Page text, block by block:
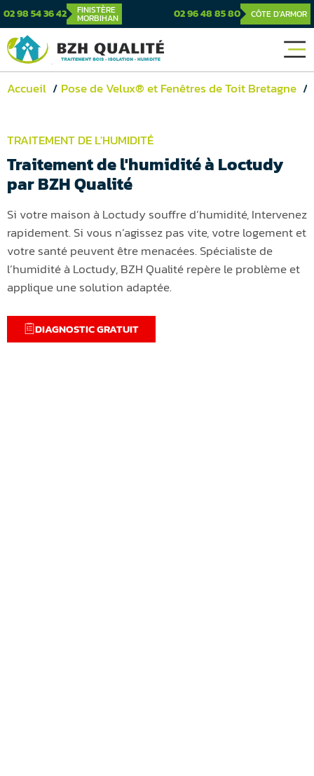
02 98 54 36 42 FINISTÈRE
MORBIHAN 02 96 48 85 80 CÔTE D'ARMOR
Accueil Pose de Velux® et Fenêtres de Toit Bretagne
TRAITEMENT DE L'HUMIDITÉ
Traitement de l'humidité à Loctudy
par BZH Qualité
Si votre maison à Loctudy souffre d’humidité, Intervenez
rapidement. Si vous n’agissez pas vite, votre logement et
votre santé peuvent être menacées. Spécialiste de
l’humidité à Loctudy, BZH Qualité repère le problème et
applique une solution adaptée.
DIAGNOSTIC GRATUIT